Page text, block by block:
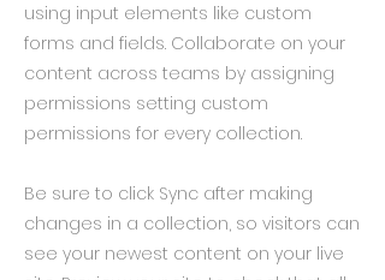
using input elements like custom
forms and fields. Collaborate on your
content across teams by assigning
permissions setting custom
permissions for every collection.
Be sure to click Sync after making
changes in a collection, so visitors can
see your newest content on your live